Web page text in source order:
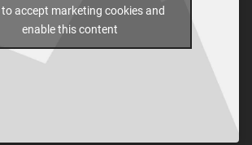
to accept marketing cookies and
enable this content